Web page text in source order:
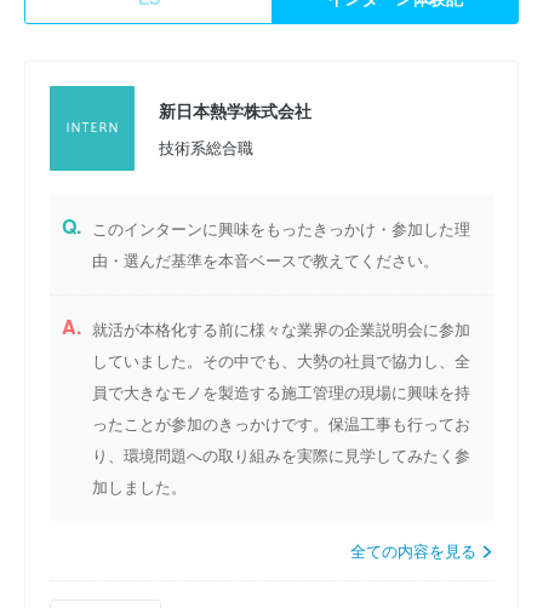
新日本熱学株式会社
技術系総合職
Q. このインターンに興味をもったきっかけ・参加した理
由・選んだ基準を本音ベースで教えてください。
A. 就活が本格化する前に様々な業界の企業説明会に参加
していました。その中でも、大勢の社員で協力し、全
員で大きなモノを製造する施工管理の現場に興味を持
ったことが参加のきっかけです。保温工事も行ってお
り、環境問題への取り組みを実際に見学してみたく参
加しました。
全ての内容を見る